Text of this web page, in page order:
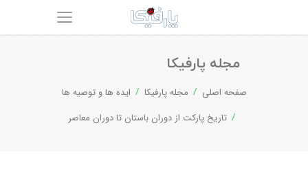
مجله پارفیکا
صفحه اصلی مجله پارفیکا
ایده ها و توصیه ها
تاریخ پارکت از دوران باستان تا دوران معاصر